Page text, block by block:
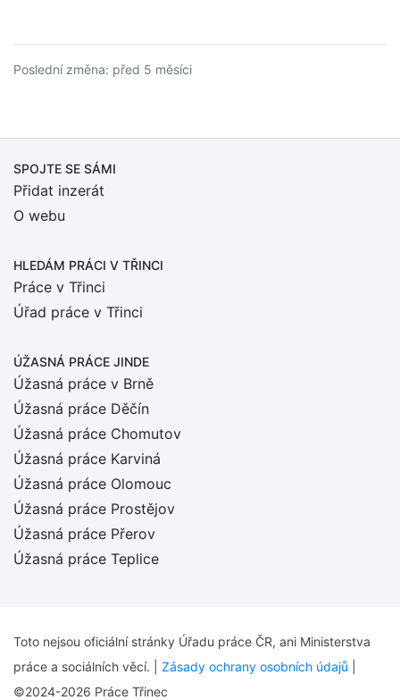
Poslední změna: před 5 měsíci
SPOJTE SE SÁMI
Přidat inzerát
O webu
HLEDÁM PRÁCI V TŘINCI
Práce v Třinci
Úřad práce v Třinci
ÚŽASNÁ PRÁCE JINDE
Úžasná práce v Brně
Úžasná práce Děčín
Úžasná práce Chomutov
Úžasná práce Karviná
Úžasná práce Olomouc
Úžasná práce Prostějov
Úžasná práce Přerov
Úžasná práce Teplice
Toto nejsou oficiální stránky Úřadu práce ČR, ani Ministerstva
práce a sociálních věcí. | Zásady ochrany osobních údajů
©2024-2026 Práce Třinec